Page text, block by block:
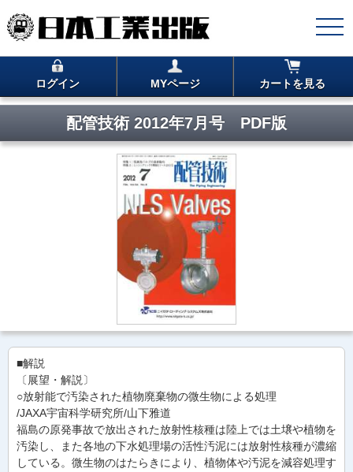
ログイン MYページ カートを見る
配管技術 2012年7月号 PDF版
■解説
〔展望・解説〕
○放射能で汚染された植物廃棄物の微生物による処理
/JAXA宇宙科学研究所/山下雅道
福島の原発事故で放出された放射性核種は陸上では土壌や植物を
汚染し、また各地の下水処理場の活性汚泥には放射性核種が濃縮
している。微生物のはたらきにより、植物体や汚泥を減容処理す